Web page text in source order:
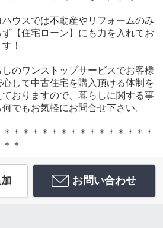
ハウスでは不動産やリフォームのみ
ず【住宅ローン】にも力を入れてお
！
しのワンストップサービスでお客様
心して中古住宅を購入頂ける体制を
ておりますので、暮らしに関する事
何でもお気軽にお問合せ下さい。
＊＊＊＊＊＊＊＊＊＊＊＊＊＊＊＊
＊＊
お問い合わせ